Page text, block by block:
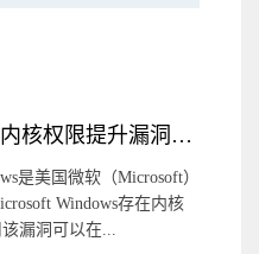
关于Microsoft Windows内核权限提升漏洞的预警提示
是美国微软（Microsoft）
Windows存在内核
漏洞可以在...